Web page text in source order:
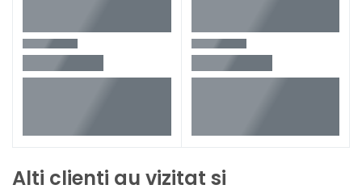
Alti clienti au vizitat si